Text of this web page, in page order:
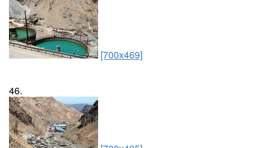
[700x469]
46.